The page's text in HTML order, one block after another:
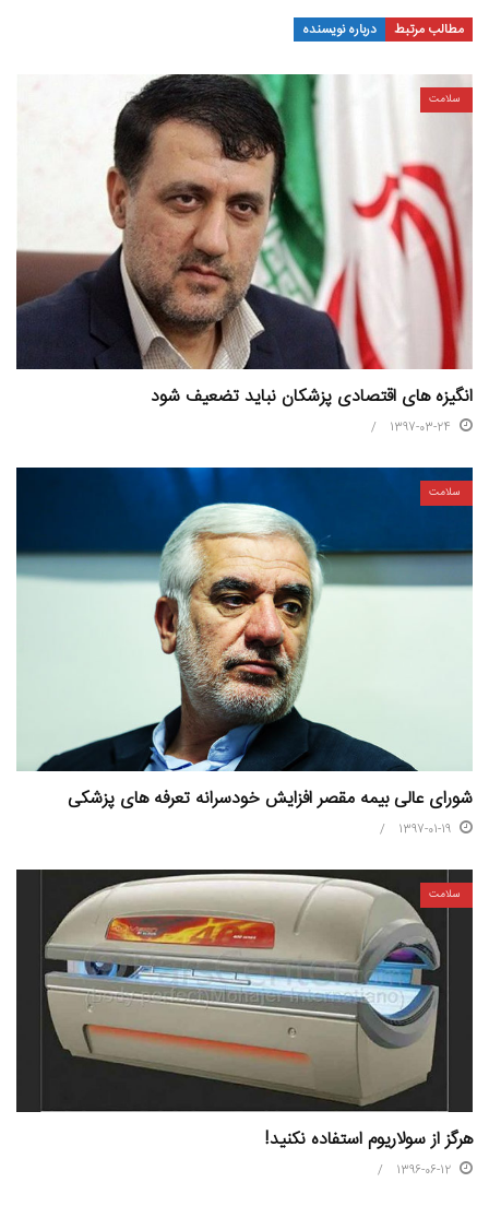
مطالب مرتبط درباره نویسنده
سلامت
انگیزه های اقتصادی پزشکان نباید تضعیف شود
1397-03-24
سلامت
شورای عالی بیمه مقصر افزایش خودسرانه تعرفه های پزشکی
1397-01-19
سلامت
هرگز از سولاریوم استفاده نکنید!
1396-06-12